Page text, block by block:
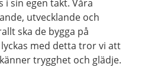
i sin egen takt. Våra
utvecklande och
ska de bygga på
med detta tror vi att
trygghet och glädje.